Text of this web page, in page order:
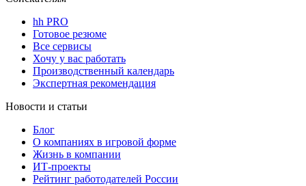
hh PRO
Готовое резюме
Все сервисы
Хочу у вас работать
Производственный календарь
Экспертная рекомендация
Новости и статьи
Блог
О компаниях в игровой форме
Жизнь в компании
ИТ-проекты
Рейтинг работодателей России